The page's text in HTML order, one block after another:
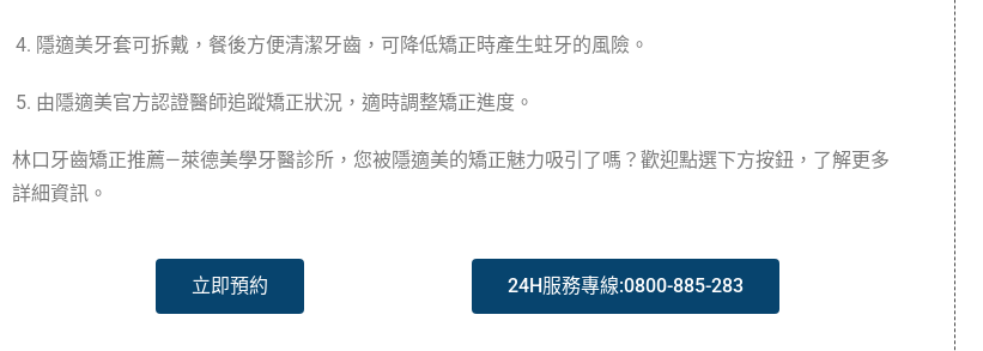
隱適美牙套可拆戴，餐後方便清潔牙齒， 可降低矯正時產生蛀牙的風險。
由隱適美官方認證醫師追蹤矯正狀況，適時調整矯正進度。
林口牙齒矯正推薦—萊德美學牙醫診所， 您被隱適美的矯正魅力吸引了嗎？歡迎點選下方按鈕， 了解更多
詳細資訊。
立即預約 24H服務專線:0800-885-283